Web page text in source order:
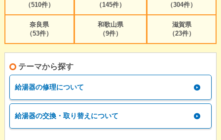
（510件）
（145件）
（304件）
奈良県
（53件）
和歌山県
（9件）
滋賀県
（23件）
テーマから探す
給湯器の修理について
給湯器の交換・取り替えについて